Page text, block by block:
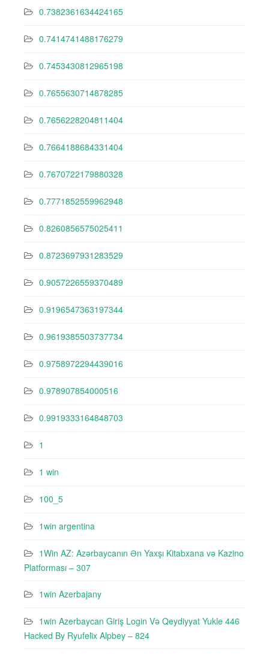
0.7382361634424165
0.7414741488176279
0.7453430812965198
0.7655630714878285
0.7656228204811404
0.7664188684331404
0.7670722179880328
0.7771852559962948
0.8260856575025411
0.8723697931283529
0.9057226559370489
0.9196547363197344
0.9619385503737734
0.9758972294439016
0.978907854000516
0.9919333164848703
1
1 win
100_5
1win argentina
1Win AZ: Azərbaycanın Ən Yaxşı Kitabxana və Kazino
Platforması – 307
1win Azerbajany
1win Azerbaycan Giriş Login Və Qeydiyyat Yukle 446
Hacked By Ryufeli̇x Alpbey – 824